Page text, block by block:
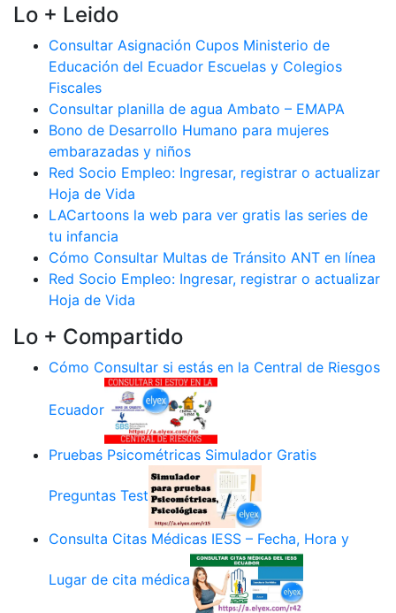
Lo + Leido
Consultar Asignación Cupos Ministerio de
Educación del Ecuador Escuelas y Colegios
Fiscales
Consultar planilla de agua Ambato – EMAPA
Bono de Desarrollo Humano para mujeres
embarazadas y niños
Red Socio Empleo: Ingresar, registrar o actualizar
Hoja de Vida
LACartoons la web para ver gratis las series de
tu infancia
Cómo Consultar Multas de Tránsito ANT en línea
Red Socio Empleo: Ingresar, registrar o actualizar
Hoja de Vida
Lo + Compartido
Cómo Consultar si estás en la Central de Riesgos
Ecuador
Pruebas Psicométricas Simulador Gratis
Preguntas Test
Consulta Citas Médicas IESS – Fecha, Hora y
Lugar de cita médica